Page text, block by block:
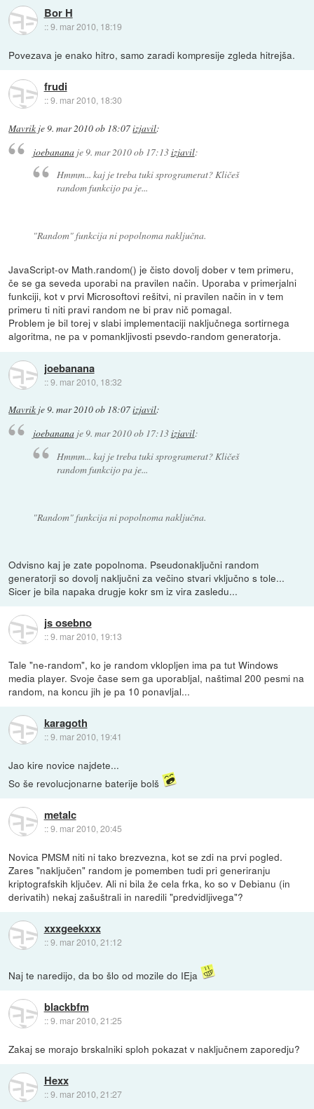
Bor H
::9. mar 2010, 18:19
Povezava je enako hitro, samo zaradi kompresije zgleda hitrejša.
frudi
::9. mar 2010, 18:30
Mavrik je9. mar 2010 ob 18:07izjavil:
joebananaje 9. mar 2010 ob 17:13izjavil:
Hmmm... kaj je treba tuki sprogramerat? Kličeš
random funkcijo pa je...
"Random" funkcija ni popolnoma naključna.
JavaScript-ov Math.random() je čisto dovolj dober v tem primeru,
če se ga seveda uporabi na pravilen način. Uporaba v primerjalni
funkciji, kot v prvi Microsoftovi rešitvi, ni pravilen način in v tem
primeru ti niti pravi random ne bi prav nič pomagal.
Problem je bil torej v slabi implementaciji naključnega sortirnega
algoritma, ne pa v pomankljivosti psevdo-random generatorja.
joebanana
::9. mar 2010, 18:32
Mavrik je9. mar 2010 ob 18:07izjavil:
joebananaje9. mar 2010 ob 17:13izjavil:
Hmmm... kaj je treba tuki sprogramerat? Kličeš
random funkcijo pa je...
"Random" funkcija ni popolnoma naključna.
Odvisno kaj je zate popolnoma. Pseudonaključni random
generatorji so dovolj naključni za večino stvari vključno s tole...
Sicer je bila napaka drugje kokr sm iz vira zasledu...
js osebno
::9. mar 2010, 19:13
Tale "ne-random", ko je random vklopljen ima pa tut Windows
media player. Svoje čase sem ga uporabljal, naštimal 200 pesmi na
random, na koncu jih je pa 10 ponavljal...
karagoth
::9. mar 2010, 19:41
Jao kire novice najdete...
So še revolucjonarne baterije bolš
metalc
::9. mar 2010, 20:45
Novica PMSM niti ni tako brezvezna, kot se zdi na prvi pogled.
Zares "naključen" random je pomemben tudi pri generiranju
kriptografskih ključev. Ali ni bila že cela frka, ko so v Debianu (in
derivatih) nekaj zašuštrali in naredili "predvidljivega"?
xxxgeekxxx
::9. mar 2010, 21:12
Naj te naredijo, da bo šlo od mozile do IEja
blackbfm
::9. mar 2010, 21:25
Zakaj se morajo brskalniki sploh pokazat v naključnem zaporedju?
Hexx
::9. mar 2010, 21:27